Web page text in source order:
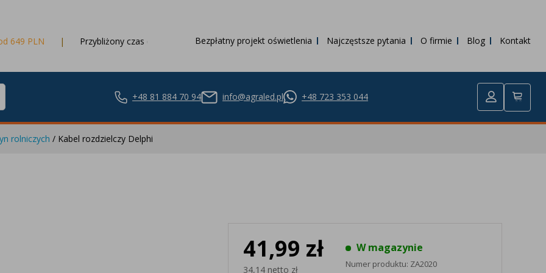
Przybliżony czas dostawy3 dni robocze Bezpłatny projekt oświetlenia Najczęstsze pytania O firmie Blog Kontakt
+48 81 884 70 94 info@agraled.pl +48 723 353 044
LED
rolniczych / Kabel rozdzielczy Delphi
41,99 zł
34,14 netto zł
W magazynie
Numer produktu: ZA2020